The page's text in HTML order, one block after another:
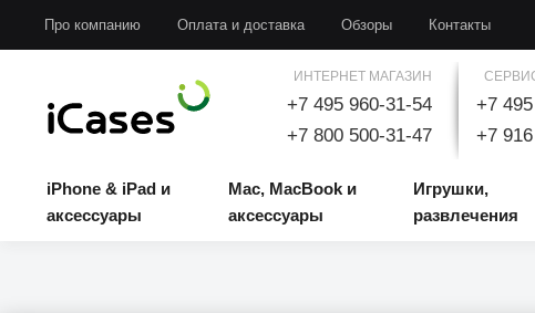
Про компанию Оплата и доставка Обзоры Контакты
ИНТЕРНЕТ МАГАЗИН
+7 495 960-31-54
+7 800 500-31-47
+7
+7
iPhone & iPad и
аксессуары
Mac, MacBook и
аксессуары
Игрушки,
развлечения